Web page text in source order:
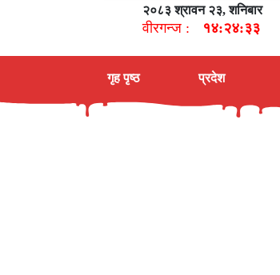
२०८३ श्रावन २३, शनिबार
वीरगन्ज : १४:२४:३४
गृह पृष्ठ प्रदेश